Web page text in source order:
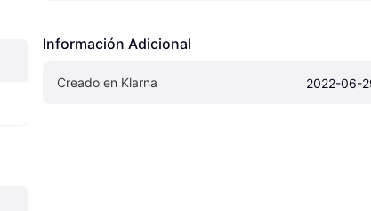
Información Adicional
Creado en Klarna 2022-06-